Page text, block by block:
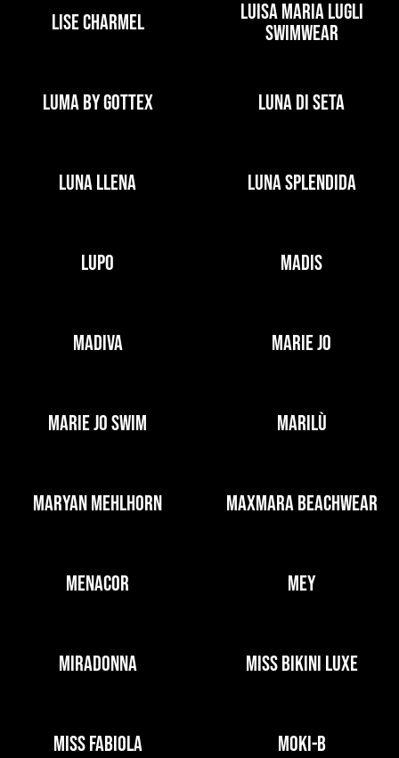
LISE CHARMEL
LUISA MARIA LUGLI
SWIMWEAR
LUMA BY GOTTEX LUNA DI SETA
LUNA LLENA LUNA SPLENDIDA
LUPO MADIS
MADIVA MARIE JO
MARIE JO SWIM MARILÙ
MARYAN MEHLHORN MAXMARA BEACHWEAR
MENACOR MEY
MIRADONNA MISS BIKINI LUXE
MISS FABIOLA MOKI-B